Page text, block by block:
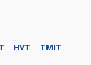
HVT
TMIT